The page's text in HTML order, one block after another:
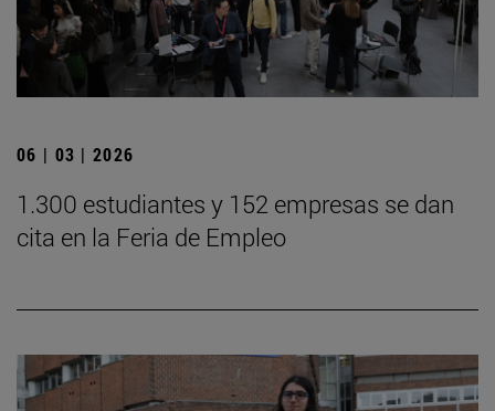
06 | 03 | 2026
1.300 estudiantes y 152 empresas se dan
cita en la Feria de Empleo